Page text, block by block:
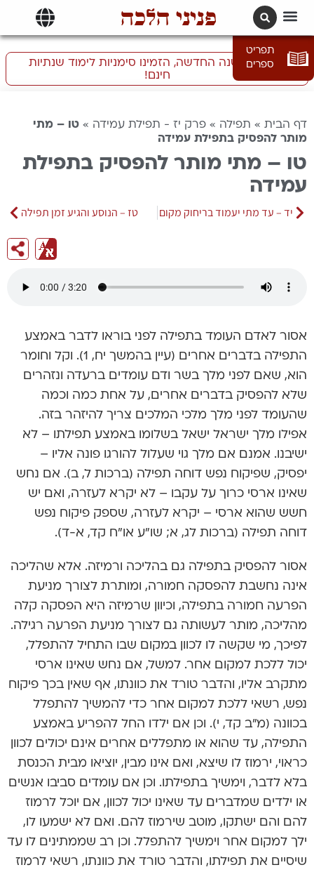
פניני הלכה
תפריט
ספרים
התכוננו לשנה החדשה, הזמינו סימניות לימוד שנתיות
חינם!
דף הבית » תפילה » פרק יז - תפילת עמידה » טו – מתי
מותר להפסיק בתפילת עמידה
טו – מתי מותר להפסיק בתפילת
עמידה
יד – עד מתי יעמוד בריחוק מקום טז – הנוסע והגיע זמן תפילה
אסור לאדם העומד בתפילה לפני בוראו לדבר באמצע
התפילה בדברים אחרים (עיין בהמשך יח, 1). וקל וחומר
הוא, שאם לפני מלך בשר ודם עומדים ברעדה ונזהרים
שלא להפסיק בדברים אחרים, על אחת כמה וכמה
שהעומד לפני מלך מלכי המלכים צריך להיזהר בזה.
אפילו מלך ישראל ישאל בשלומו באמצע תפילתו – לא
ישיבנו. אמנם אם מלך גוי שעלול להורגו פונה אליו –
יפסיק, שפיקוח נפש דוחה תפילה (ברכות ל, ב). אם נחש
שאינו ארסי כרוך על עקבו – לא יקרא לעזרה, ואם יש
חשש שהוא ארסי – יקרא לעזרה, שספק פיקוח נפש
דוחה תפילה (ברכות לג, א; שו”ע או”ח קד, א-ד).
אסור להפסיק בתפילה גם בהליכה ורמיזה. אלא שהליכה
אינה נחשבת להפסקה חמורה, ומותרת לצורך מניעת
הפרעה חמורה בתפילה, וכיוון שרמיזה היא הפסקה קלה
מהליכה, מותר לעשותה גם לצורך מניעת הפרעה רגילה.
לפיכך, מי שקשה לו לכוון במקום שבו התחיל להתפלל,
יכול ללכת למקום אחר. למשל, אם נחש שאינו ארסי
מתקרב אליו, והדבר טורד את כוונתו, אף שאין בכך פיקוח
נפש, רשאי ללכת למקום אחר כדי להמשיך להתפלל
בכוונה (מ”ב קד, י). וכן אם ילדו החל להפריע באמצע
התפילה, עד שהוא או מתפללים אחרים אינם יכולים לכוון
כראוי, ירמוז לו שיצא, ואם אינו מבין, יוציאו מבית הכנסת
בלא לדבר, וימשיך בתפילתו. וכן אם עומדים סביבו אנשים
או ילדים שמדברים עד שאינו יכול לכוון, אם יוכל לרמוז
להם והם ישתקו, מוטב שירמוז להם. ואם לא ישמעו לו,
ילך למקום אחר וימשיך להתפלל. וכן רב שממתינים לו עד
שיסיים את תפילתו, והדבר טורד את כוונתו, רשאי לרמוז